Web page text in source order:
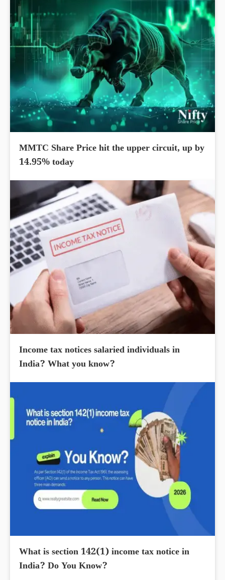
MMTC Share Price hit the upper circuit, up by
14.95% today
Income tax notices salaried individuals in
India? What you know?
What is section 142(1) income tax notice in
India? Do You Know?